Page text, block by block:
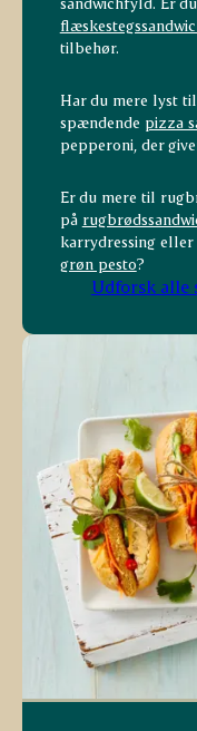
tilbehør.
Har du mere lyst
spændende pizza
pepperoni, der
Er du mere til
på
karrydressing eller
grøn pesto?
Udforsk alle